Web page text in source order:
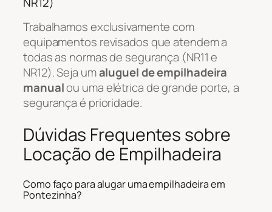
Trabalhamos exclusivamente com
equipamentos revisados que atendem a
todas as normas de segurança (NR11 e
NR12). Seja umaluguel de empilhadeira
manualou uma elétrica de grande porte, a
segurança é prioridade.
Dúvidas Frequentes sobre
Locação de Empilhadeira
Como faço para alugar uma empilhadeira em
Pontezinha?